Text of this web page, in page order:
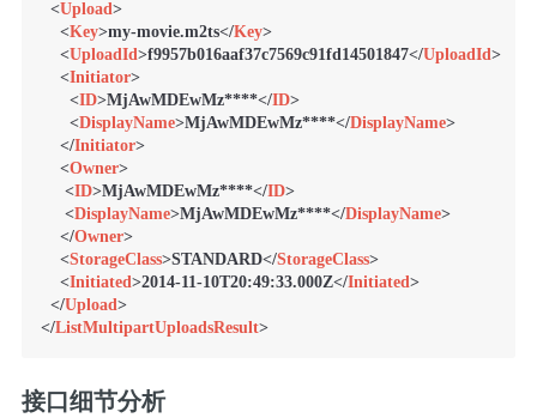
<Upload>
<Key>my-movie.m2ts</Key>
<UploadId>f9957b016aaf37c7569c91fd14501847</UploadId>
<Initiator>
<ID>MjAwMDEwMz****</ID>
<DisplayName>MjAwMDEwMz****</DisplayName>
</Initiator>
<Owner>
<ID>MjAwMDEwMz****</ID>
<DisplayName>MjAwMDEwMz****</DisplayName>
</Owner>
<StorageClass>STANDARD</StorageClass>
<Initiated>2014-11-10T20:49:33.000Z</Initiated>
</Upload>
</ListMultipartUploadsResult>
接口细节分析